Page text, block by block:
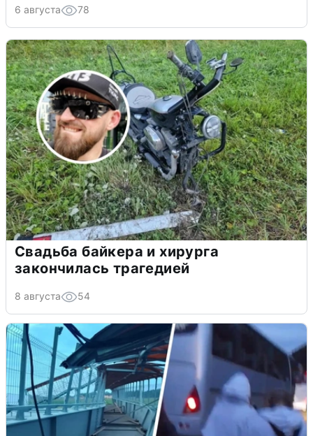
6 августа 78
Свадьба байкера и хирурга
закончилась трагедией
8 августа 54